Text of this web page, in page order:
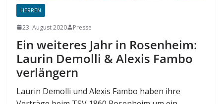
HERREN
23. August 2020 Presse
Ein weiteres Jahr in Rosenheim:
Laurin Demolli & Alexis Fambo
verlängern
Laurin Demolli und Alexis Fambo haben ihre